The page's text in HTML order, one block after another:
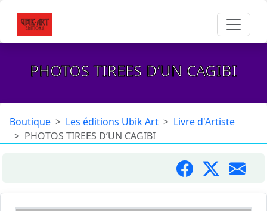
PHOTOS TIREES D’UN CAGIBI
Boutique Les éditions Ubik Art
Livre d'Artiste
PHOTOS TIREES D’UN CAGIBI